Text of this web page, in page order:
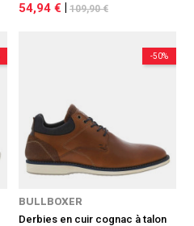
54,94 € 109,90 €
-50%
BULLBOXER
Derbies en cuir cognac à talon